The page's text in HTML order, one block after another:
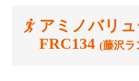
アミノバリュ
FRC134 (藤沢ラ